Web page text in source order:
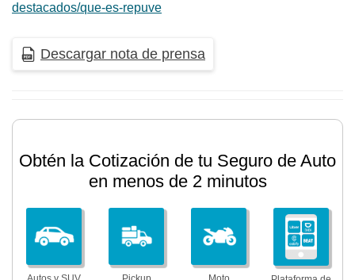
destacados/que-es-repuve
Descargar nota de prensa
Obtén la Cotización de tu Seguro de Auto
en menos de 2 minutos